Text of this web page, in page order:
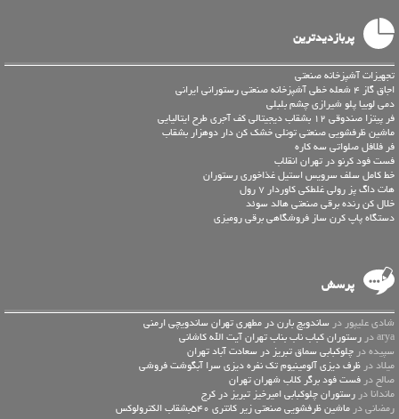
پربازدیدترین
تجهیزات آشپزخانه صنعتی
اجاق گاز 4 شعله خطی آشپزخانه صنعتی رستورانی ایرانی
دمی لوبیا پلو شیرازی چشم بلبلی
فر پیتزا صندوقی 12 بشقاب دیجیتالی کف آجری طرح ایتالیایی
ماشین ظرفشویی صنعتی تونلی خشک کن دار دوهزار بشقاب
فر فلافل صلواتی سه کاره
فست فود کرنو در تهران انقلاب
خط کامل سلف سرویس استیل غذاخوری رستوران
هات داگ پز رولی غلطکی کاوردار 7 رول
خلال کن رنده برقی صنعتی هالد سوئد
دستگاه پاپ کرن ساز فروشگاهی برقی رومیزی
پرسش
شادی علیپور در ساندویچ بارن در مطهری تهران ساندویچی ارمنی
arya در
رستوران کباب ناب بناب تهران آیت الله کاشانی
سپیده در چلوکبابی سماق تبریز در سعادت آباد تهران
میلاد در ظرف دیزی آلومینیوم تک نفره دیزی سرا آبگوشت فروشی
صالح در فست فود برگر کلاب شهران تهران
ماندانا در رستوران چلوکبابی امیرخیز تبریز در کرج
رمضانی در ماشین ظرفشویی صنعتی زیر کانتری 540بشقاب الکترولوکس